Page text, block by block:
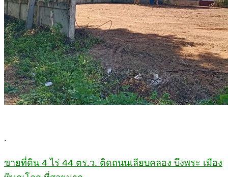
.
ขายที่ดิน 4 ไร่ 44 ตร.ว. ติดถนนเลียบคลอง บึงพระ เมือง